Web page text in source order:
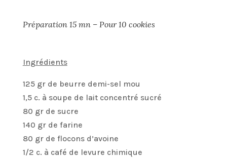
Préparation 15 mn – Pour 10 cookies
Ingrédients
125 gr de beurre demi-sel mou
1,5 c. à soupe de lait concentré sucré
80 gr de sucre
140 gr de farine
80 gr de flocons d’avoine
1/2 c. à café de levure chimique